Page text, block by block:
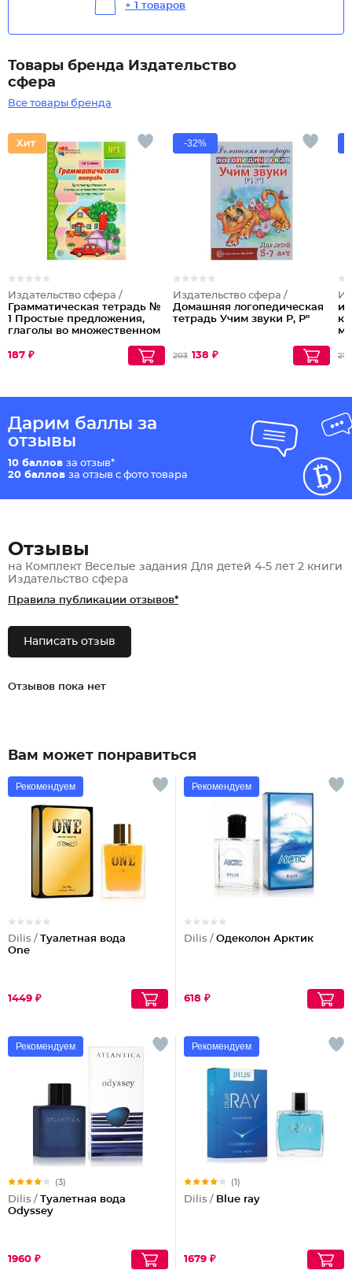
+ 1 товаров
Товары бренда Издательство
сфера
Все товары бренда
Издательство сфера /
Грамматическая тетрадь №
1 Простые предложения,
глаголы во множественном
187 ₽
-32%
Издательство сфера /
Домашняя логопедическая
тетрадь Учим звуки Р, Р"
203 138 ₽ 218
Дарим баллы за
отзывы
10 баллов за отзыв*
20 баллов за отзыв с фото товара
Отзывы
на Комплект Веселые задания Для детей 4-5 лет 2 книги
Издательство сфера
Правила публикации отзывов*
Написать отзыв
Отзывов пока нет
Вам может понравиться
Рекомендуем
Dilis / Туалетная вода
One
1449 ₽
Рекомендуем
Dilis / Одеколон Арктик
618 ₽
Рекомендуем
(3)
Dilis / Туалетная вода
Odyssey
1960 ₽
Рекомендуем
(1)
Dilis / Blue ray
1679 ₽